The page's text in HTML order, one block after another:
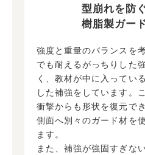
型崩れを防
樹脂製ガー
強度と重量のバランスを
でも耐えるがっちりした
く、教材が中に入ってい
した補強をしています。
衝撃からも形状を復元で
側面へ別々のガード材を
ます。
また、補強が強固すぎな